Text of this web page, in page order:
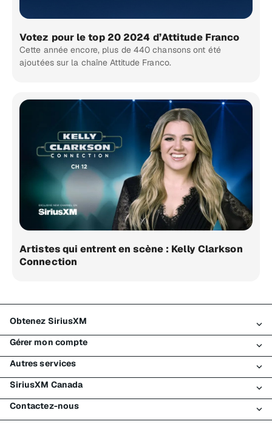
Votez pour le top 20 2024 d’Attitude Franco
Cette année encore, plus de 440 chansons ont été
ajoutées sur la chaîne Attitude Franco.
Artistes qui entrent en scène : Kelly Clarkson
Connection
Obtenez SiriusXM
Tous les forfaits
Mon essai SiriusXM
Mon abonnement
Essai gratuit de SiriusXM
Magasiner
Gérer mon compte
Connexion
Enregistrement
Effectuer un paiement
Service de transfert
Autres services
Traffic et Travel
Entreprises
SiriusXM Canada
À propos de SiriusXM
Contactez-nous